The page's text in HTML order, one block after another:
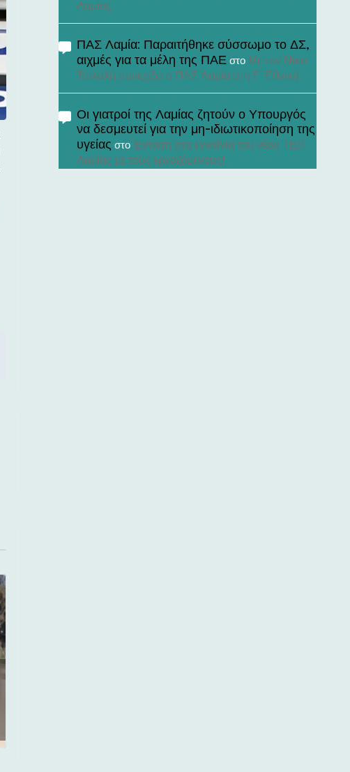
Λαμίας
ΠΑΣ Λαμία: Παραιτήθηκε σύσσωμο το ΔΣ,
αιχμές για τα μέλη της ΠΑΕ στο Με τον Νίκο
Τσιλαλή συνεχίζει ο ΠΑΣ Λαμία στη Γ’ Εθνική
Οι γιατροί της Λαμίας ζητούν ο Υπουργός
να δεσμευτεί για την μη-ιδιωτικοποίηση της
υγείας στο Ένταση στα εγκαίνια του νέου ΤΕΠ
Λαμίας με τους εργαζόμενους!